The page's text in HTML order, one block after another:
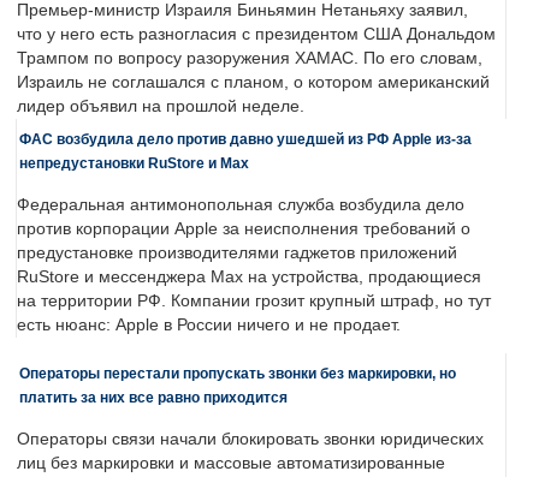
Премьер-министр Израиля Биньямин Нетаньяху заявил,
что у него есть разногласия с президентом США Дональдом
Трампом по вопросу разоружения ХАМАС. По его словам,
Израиль не соглашался с планом, о котором американский
лидер объявил на прошлой неделе.
ФАС возбудила дело против давно ушедшей из РФ Apple из-за
непредустановки RuStore и Max
Федеральная антимонопольная служба возбудила дело
против корпорации Apple за неисполнения требований о
предустановке производителями гаджетов приложений
RuStore и мессенджера Max на устройства, продающиеся
на территории РФ. Компании грозит крупный штраф, но тут
есть нюанс: Apple в России ничего и не продает.
Операторы перестали пропускать звонки без маркировки, но
платить за них все равно приходится
Операторы связи начали блокировать звонки юридических
лиц без маркировки и массовые автоматизированные